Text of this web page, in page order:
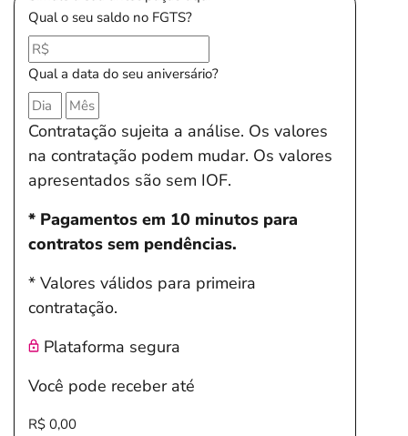
Qual o seu saldo no FGTS?
Qual a data do seu aniversário?
Contratação sujeita a análise. Os valores
na contratação podem mudar. Os valores
apresentados são sem IOF.
* Pagamentos em 10 minutos para
contratos sem pendências.
* Valores válidos para primeira
contratação.
Plataforma segura
Você pode receber até
R$ 0,00